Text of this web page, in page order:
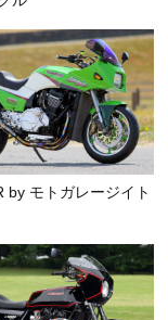
by モトガレージイト